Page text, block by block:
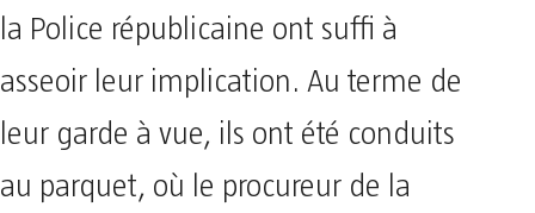
la Police républicaine ont suffi à
asseoir leur implication. Au terme de
leur garde à vue, ils ont été conduits
au parquet, où le procureur de la